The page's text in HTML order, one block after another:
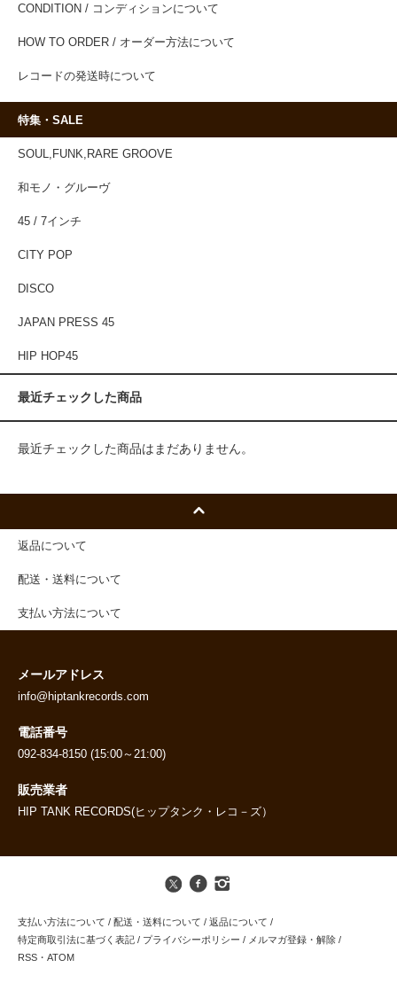
CONDITION / コンディションについて
HOW TO ORDER / オーダー方法について
レコードの発送時について
特集・SALE
SOUL,FUNK,RARE GROOVE
和モノ・グルーヴ
45 / 7インチ
CITY POP
DISCO
JAPAN PRESS 45
HIP HOP45
最近チェックした商品
最近チェックした商品はまだありません。
返品について
配送・送料について
支払い方法について
メールアドレス
info@hiptankrecords.com
電話番号
092-834-8150 (15:00～21:00)
販売業者
HIP TANK RECORDS(ヒップタンク・レコ－ズ）
支払い方法について / 配送・送料について / 返品について /
特定商取引法に基づく表記 / プライバシーポリシー / メルマガ登録・解除 /
RSS ・ ATOM